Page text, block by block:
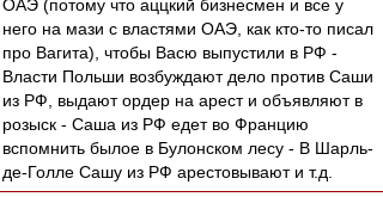
ОАЭ (потому что аццкий бизнесмен и все у
него на мази с властями ОАЭ, как кто-то писал
про Вагита), чтобы Васю выпустили в РФ -
Власти Польши возбуждают дело против Саши
из РФ, выдают ордер на арест и объявляют в
розыск - Саша из РФ едет во Францию
вспомнить былое в Булонском лесу - В Шарль-
де-Голле Сашу из РФ арестовывают и т.д.